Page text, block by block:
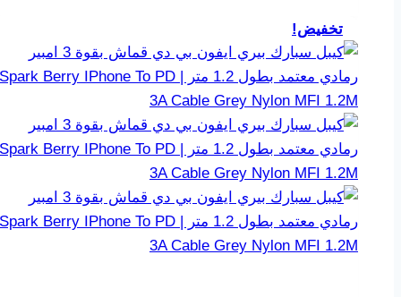
تخفيض!